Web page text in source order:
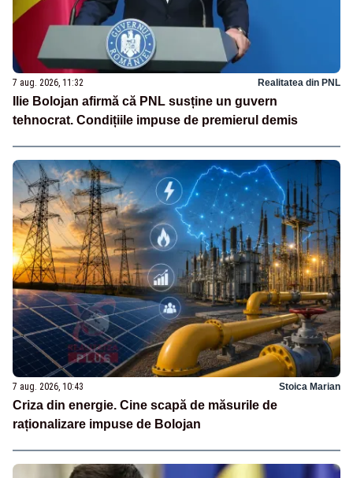
7 aug. 2026, 11:32 Realitatea din PNL
Ilie Bolojan afirmă că PNL susține un guvern
tehnocrat. Condițiile impuse de premierul demis
7 aug. 2026, 10:43 Stoica Marian
Criza din energie. Cine scapă de măsurile de
raționalizare impuse de Bolojan